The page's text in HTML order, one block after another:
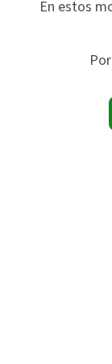
En estos